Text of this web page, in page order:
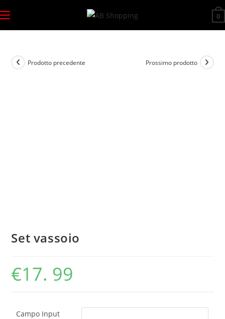
al
contenuto
0
Prodotto precedente Prossimo prodotto
Set vassoio
€17. 99
Campo Input